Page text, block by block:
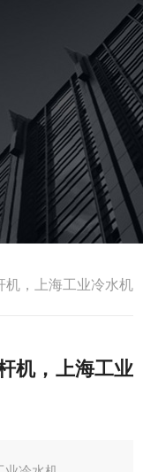
机，上海工业冷水机
机，上海工业